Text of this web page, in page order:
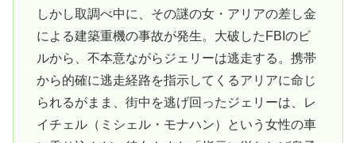
しかし取調べ中に、その謎の女・アリアの差し金
による建築重機の事故が発生。大破したFBIのビ
ルから、不本意ながらジェリーは逃走する。携帯
から的確に逃走経路を指示してくるアリアに命じ
られるがまま、街中を逃げ回ったジェリーは、レ
イチェル（ミシェル・モナハン）という女性の車